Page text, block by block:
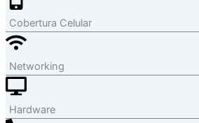
Cobertura Celular
Networking
Hardware